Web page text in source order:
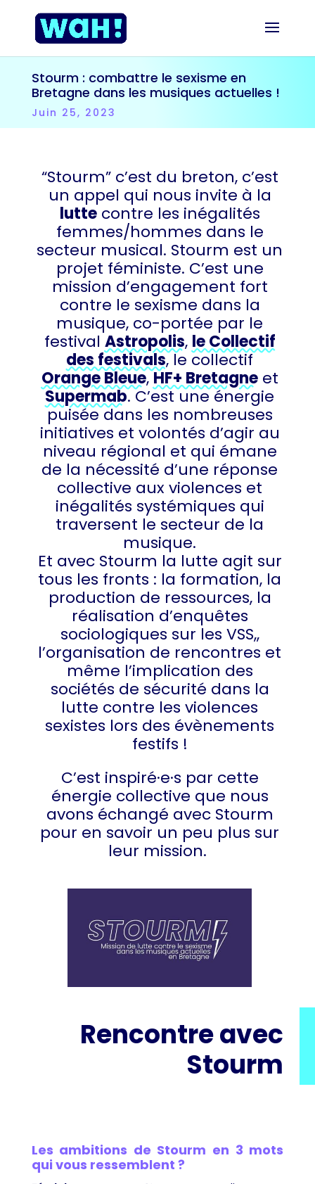
Stourm : combattre le sexisme en
Bretagne dans les musiques actuelles !
Juin 25, 2023
“Stourm” c’est du breton, c’est
un appel qui nous invite à la
luttecontre les inégalités
femmes/hommes dans le
secteur musical. Stourm est un
projet féministe. C’est une
mission d’engagement fort
contre le sexisme dans la
musique, co-portée par le
festival Astropolis, le Collectif
des festivals, le collectif
Orange Bleue,HF+ Bretagneet
Supermab. C’est une énergie
puisée dans les nombreuses
initiatives et volontés d’agir au
niveau régional et qui émane
de la nécessité d’une réponse
collective aux violences et
inégalités systémiques qui
traversent le secteur de la
musique.
Et avec Stourm la lutte agit sur
tous les fronts : la formation, la
production de ressources, la
réalisation d’enquêtes
sociologiques sur les VSS,,
l’organisation de rencontres et
même l’implication des
sociétés de sécurité dans la
lutte contre les violences
sexistes lors des évènements
festifs !
C’est inspiré·e·s par cette
énergie collective que nous
avons échangé avec Stourm
pour en savoir un peu plus sur
leur mission.
Rencontre avec
Stourm
Les ambitions de Stourm en 3 mots
qui vous ressemblent ?